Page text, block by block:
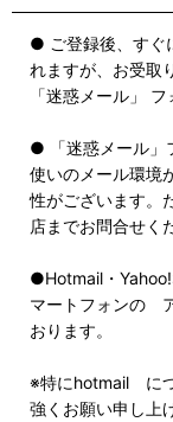
● ご登録後、すぐ
れますが、お受取
「迷惑メール」
● 「迷惑メール」
使いのメール環境
性がございます
店までお問合せく
●Hotmail・Yahoo!
マートフォンの
おります。
※特にhotmail につ
強くお願い申し上